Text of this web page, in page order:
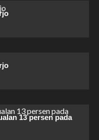
13 persen pada